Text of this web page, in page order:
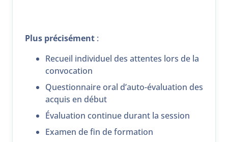
Plus précisément :
Recueil individuel des attentes lors de la
convocation
Questionnaire oral d’auto-évaluation des
acquis en début
Évaluation continue durant la session
Examen de fin de formation